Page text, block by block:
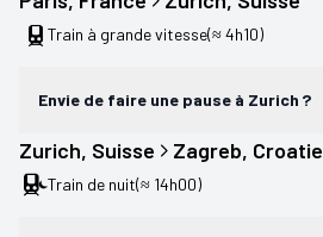
Train à grande vitesse(≈ 4h10)
Envie de faire une pause à Zurich ?
Zurich, Suisse Zagreb, Croatie
Train de nuit(≈ 14h00)